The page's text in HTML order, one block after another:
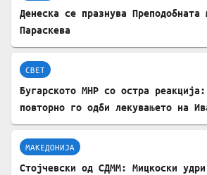
Денеска се празнува Преподобната
Параскева
СВЕТ
Бугарското МНР со остра
повторно го одби лекувањето на
МАКЕДОНИЈА
Стојчевски од СДММ: Мицкоски